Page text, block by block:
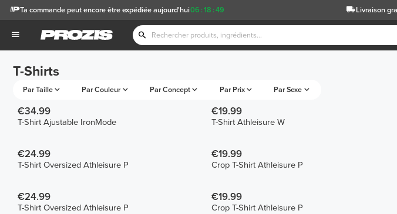
06 :18 :48
Ta commande peut encore être expédiée aujourd'hui Livraison
T-Shirts
Par Taille Par Couleur Par Concept Par Prix Par Sexe
€34.99
T-Shirt Ajustable IronMode
€19.99
T-Shirt Athleisure W
€24.99
T-Shirt Oversized Athleisure P
€19.99
Crop T-Shirt Athleisure P
€24.99
T-Shirt Oversized Athleisure P
€19.99
Crop T-Shirt Athleisure P